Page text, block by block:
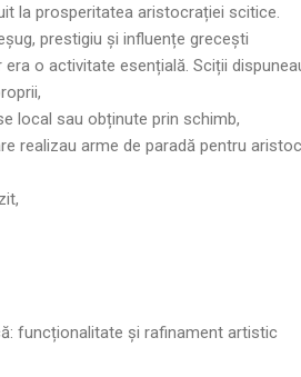
la prosperitatea aristocrației scitice.
prestigiu și influențe grecești
o activitate esențială. Sciții
local sau obținute prin schimb,
realizau arme de paradă pentru
funcționalitate și rafinament artistic